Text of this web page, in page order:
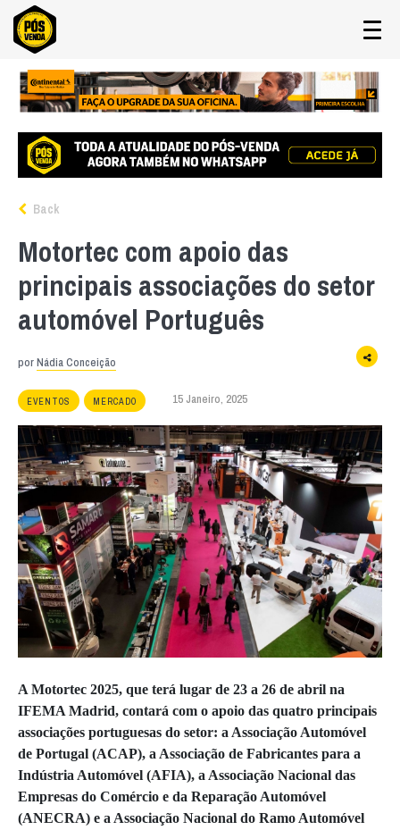
Back
Motortec com apoio das
principais associações do setor
automóvel Português
porNádia Conceição
EVENTOS MERCADO 15 Janeiro, 2025
A Motortec 2025, que terá lugar de 23 a 26 de abril na
IFEMA Madrid, contará com o apoio das quatro principais
associações portuguesas do setor: a Associação Automóvel
de Portugal (ACAP), a Associação de Fabricantes para a
Indústria Automóvel (AFIA), a Associação Nacional das
Empresas do Comércio e da Reparação Automóvel
(ANECRA) e a Associação Nacional do Ramo Automóvel